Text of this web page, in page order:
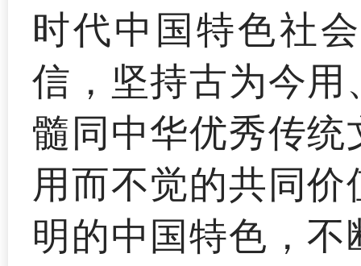
时代中国特色社
信，坚持古为今
髓同中华优秀传
用而不觉的共同
明的中国特色，